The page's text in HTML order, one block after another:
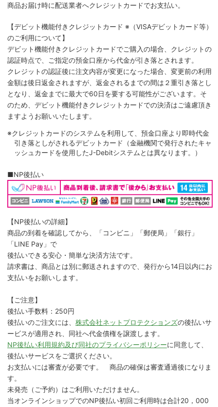
商品お届け時に配送業者へクレジットカードでお支払い。
【デビット機能付きクレジットカード ※（VISAデビットカード等）
のご利用について】
デビット機能付きクレジットカードでご購入の場合、クレジットの
認証時点で、ご指定の預金口座から代金が引き落とされます。
クレジットの認証後に注文内容が変更になった場合、変更前の利用
金額は後日返金されますが、返金されるまでの間は２重引き落とし
となり、返金までに最大で60日を要する可能性がございます。そ
のため、デビット機能付きクレジットカードでの決済はご遠慮頂き
ますようお願いいたします。
※クレジットカードのシステムを利用して、預金口座より即時代金
引き落としがされるデビットカード（金融機関で発行されたキャ
ッシュカードを使用したJ-Debitシステムとは異なります。）
■NP後払い
【NP後払いの詳細】
商品の到着を確認してから、「コンビニ」「郵便局」「銀行」
「LINE Pay」で
後払いできる安心・簡単な決済方法です。
請求書は、商品とは別に郵送されますので、発行から14日以内にお
支払いをお願いします。
【ご注意】
後払い手数料：250円
後払いのご注文には、 株式会社ネットプロテクションズの後払いサ
ービスが適用され、同社へ代金債権を譲渡します。
NP後払い利用規約及び同社のプライバシーポリシーに同意して、
後払いサービスをご選択ください。
お支払いには審査が必要です。 商品の確保は審査通過後になりま
す。
未発売（ご予約）はご利用いただけません。
当オンラインショップでのNP後払い初回ご利用時は合計20，000